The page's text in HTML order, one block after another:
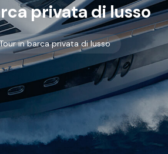
privata di lusso
in barca privata di lusso